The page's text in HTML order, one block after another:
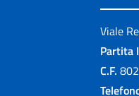
Viale
Partita
C.F.